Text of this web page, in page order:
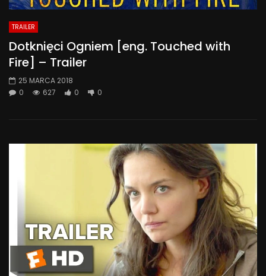
TRAILER
Dotknięci Ogniem [eng. Touched with
Fire] – Trailer
25 MARCA 2018
0
627 0 0